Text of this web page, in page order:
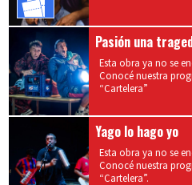
Comprar
Entradas
Pasión una
Esta obra ya no se
Conocé nuestra
“Cartelera”
Yago lo hago yo
Esta obra ya no se
Conocé nuestra
“Cartelera”.